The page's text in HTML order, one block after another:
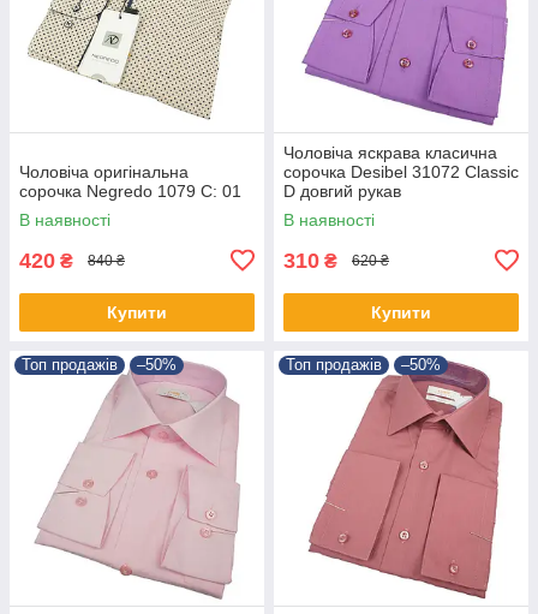
Чоловіча оригінальна
сорочка Negredo 1079 C: 01
В наявності
420 ₴ 840 ₴
Купити
Чоловіча яскрава класична
сорочка Desibel 31072 Classic
D довгий рукав
В наявності
310 ₴ 620 ₴
Купити
Топ продажів –50% Топ продажів –50%